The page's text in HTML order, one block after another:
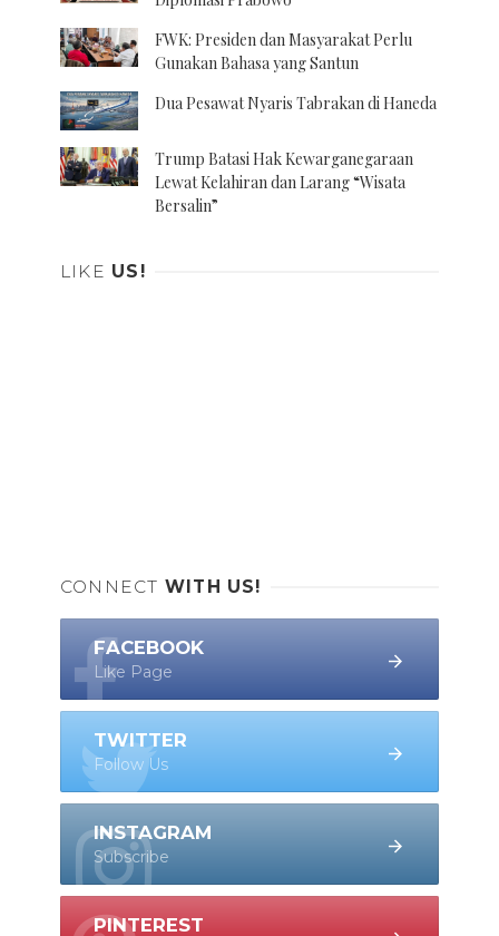
FWK: Presiden dan Masyarakat Perlu
Gunakan Bahasa yang Santun
Dua Pesawat Nyaris Tabrakan di Haneda
Trump Batasi Hak Kewarganegaraan
Lewat Kelahiran dan Larang “Wisata
Bersalin”
LIKE US!
CONNECT WITH US!
FACEBOOK
Like Page
TWITTER
Follow Us
INSTAGRAM
Subscribe
PINTEREST